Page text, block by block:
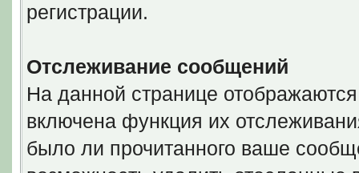
регистрации.
Отслеживание сообщений
На данной странице
включена функция их
было ли прочитанного ваше